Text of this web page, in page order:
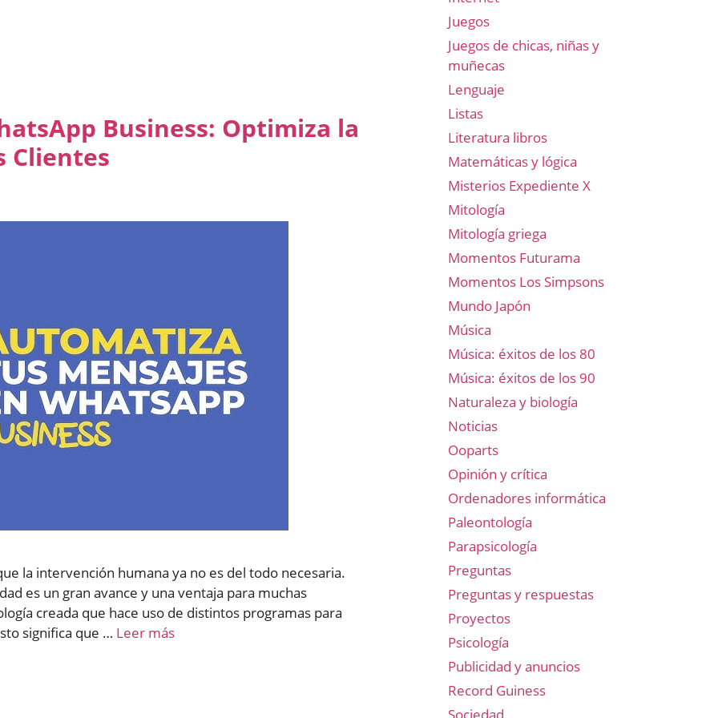
Business: Optimiza la
Clientes
la intervención humana ya no es del todo necesaria.
es un gran avance y una ventaja para muchas
creada que hace uso de distintos programas para
significa que … Leer más
Juegos
Juegos de chicas, niñas y
muñecas
Lenguaje
Listas
Literatura libros
Matemáticas y lógica
Misterios Expediente X
Mitología
Mitología griega
Momentos Futurama
Momentos Los Simpsons
Mundo Japón
Música
Música: éxitos de los 80
Música: éxitos de los 90
Naturaleza y biología
Noticias
Ooparts
Opinión y crítica
Ordenadores informática
Paleontología
Parapsicología
Preguntas
Preguntas y respuestas
Proyectos
Psicología
Publicidad y anuncios
Record Guiness